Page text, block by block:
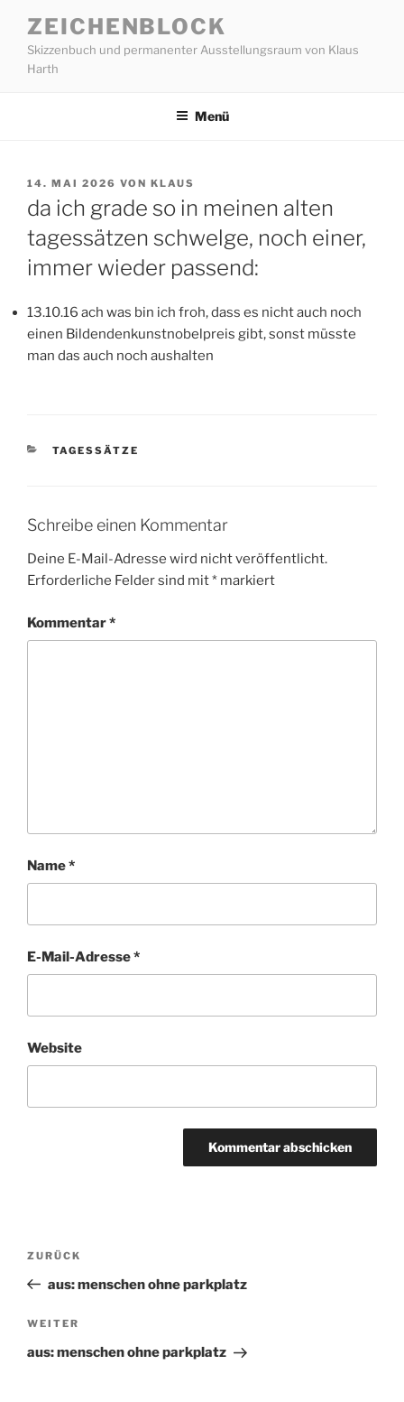
Inhalt
springen
ZEICHENBLOCK
Skizzenbuch und permanenter Ausstellungsraum von Klaus
Harth
Menü
VERÖFFENTLICHT
AM
14. MAI 2026 VON KLAUS
da ich grade so in meinen alten
tagessätzen schwelge, noch einer,
immer wieder passend:
13.10.16 ach was bin ich froh, dass es nicht auch noch
einen Bildendenkunstnobelpreis gibt, sonst müsste
man das auch noch aushalten
KATEGORIEN
TAGESSÄTZE
Schreibe einen Kommentar
Deine E-Mail-Adresse wird nicht veröffentlicht.
Erforderliche Felder sind mit* markiert
Kommentar*
Name*
E-Mail-Adresse*
Website
Beitragsnavigation
Vorheriger
Beitrag
ZURÜCK
aus: menschen ohne parkplatz
Nächster
Beitrag
WEITER
aus: menschen ohne parkplatz